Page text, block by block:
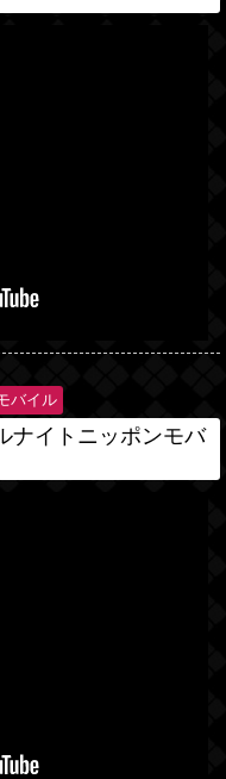
バイル
ナイトニッポンモバ